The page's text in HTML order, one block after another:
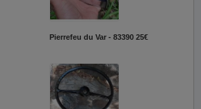
Pierrefeu du Var - 83390 25€